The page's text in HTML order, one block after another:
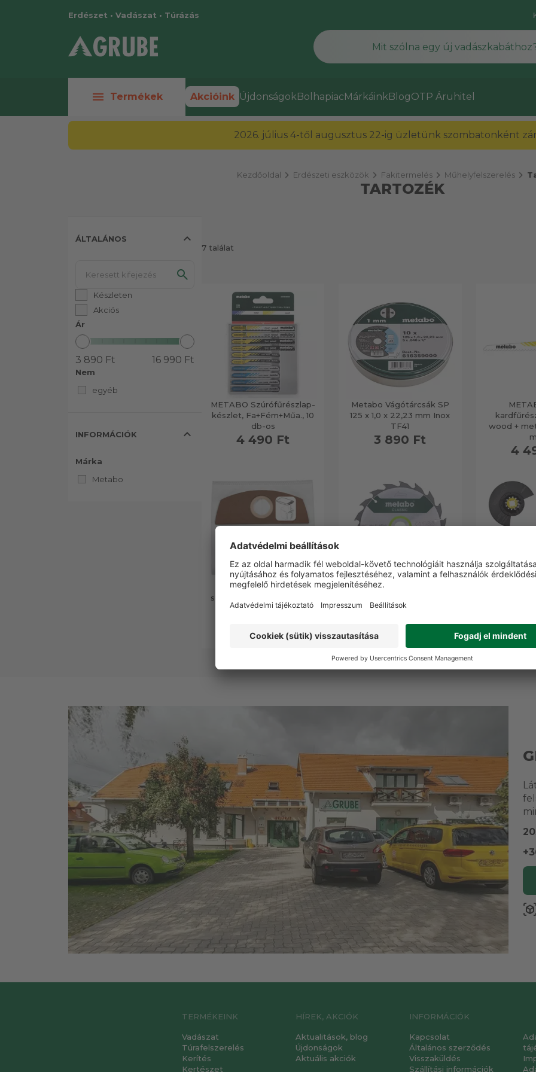
Erdészet • Vadászat • Túrázás
menu Termékek Akcióink ÚjdonságokBolhapiacMárkáinkBlogOTP Áruhitel
2026. július 4-től augusztus 22-ig üzletünk szombatonként
Kezdőoldal chevron_right Erdészeti eszközök chevron_right Fakitermeléschevron_right Műhelyfelszereléschevron_right
TARTOZÉK
7 találat
METABO Szúrófűrészlap-
készlet, Fa+Fém+Műa., 10
db-os
4 490 Ft
Metabo Vágótárcsák SP
125 x 1,0 x 22,23 mm Inox
TF41
3 890 Ft
wood +
4
METABO 5 db vlies
szűrőzsák - 6 l, AS 18 L PC
Compact
METABO Fűrészlap
classic", 165x20 Z18 WZ
4 990 Ft
ÁLTALÁNOS expand_less
Készleten
Akciós
Ár
3 890 Ft 16 990 Ft
Nem
egyéb
INFORMÁCIÓK expand_less
Márka
Metabo
view_in_ar
TERMÉKEINK
Vadászat
Túrafelszerelés
Kerítés
Kertészet
HÍREK, AKCIÓK
Aktualitások, blog
Újdonságok
Aktuális akciók
INFORMÁCIÓK
Kapcsolat
Általános szerződés
Visszaküldés
Szállítási információk